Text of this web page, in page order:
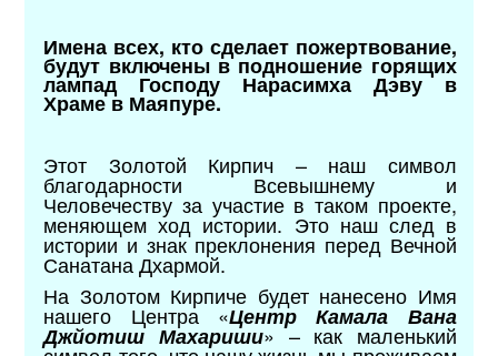
Имена всех, кто сделает пожертвование,
будут включены в подношение горящих
лампад Господу Нарасимха Дэву в
Храме в Маяпуре.
Этот Золотой Кирпич – наш символ
благодарности Всевышнему и
Человечеству за участие в таком проекте,
меняющем ход истории. Это наш след в
истории и знак преклонения перед Вечной
Санатана Дхармой.
На Золотом Кирпиче будет нанесено Имя
нашего Центра «Центр Камала Вана
Джйотиш Махариши» – как маленький